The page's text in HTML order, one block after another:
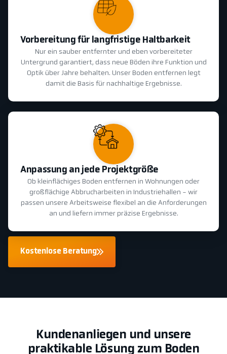
Vorbereitung für langfristige Haltbarkeit
Nur ein sauber entfernter und eben vorbereiteter
Untergrund garantiert, dass neue Böden ihre Funktion und
Optik über Jahre behalten. Unser Boden entfernen legt
damit die Basis für nachhaltige Ergebnisse.
Anpassung an jede Projektgröße
Ob kleinflächiges Boden entfernen in Wohnungen oder
großflächige Abbrucharbeiten in Industriehallen - wir
passen unsere Arbeitsweise flexibel an die Anforderungen
an und liefern immer präzise Ergebnisse.
Kostenlose Beratung
Kundenanliegen und unsere
praktikable Lösung zum Boden